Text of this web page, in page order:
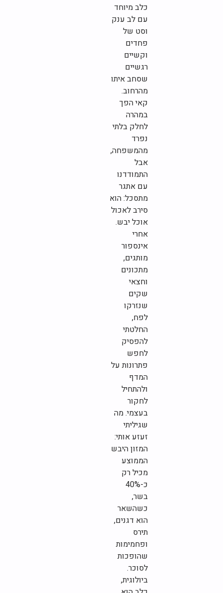
כלב מיוחד
עם לב ענק
וסט של
פחדים
וקשיים
רגשיים
שסחב איתו
מהרחוב.
קאי הפך
במהרה
לחלק בלתי
נפרד
מהמשפחה,
אבל
התמודדנו
עם אתגר
מתסכל: הוא
סירב לאכול
אוכל יבש.
אחרי
אינספור
מותגים,
מתכונים
וחצאי
שקים
שנזרקו
לפח,
החלטתי
להפסיק
לחפש
פתרונות על
המדף
ולהתחיל
לחקור
בעצמי. מה
שגיליתי
זעזע אותי:
המזון היבש
הממוצע
מכיל רק
כ-40%
בשר,
כשהשאר
הוא דגנים,
תירס
ופחמימות
שהופכות
לסוכר.
ביולוגית,